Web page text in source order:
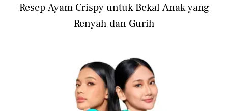
Resep Ayam Crispy untuk Bekal Anak yang
Renyah dan Gurih